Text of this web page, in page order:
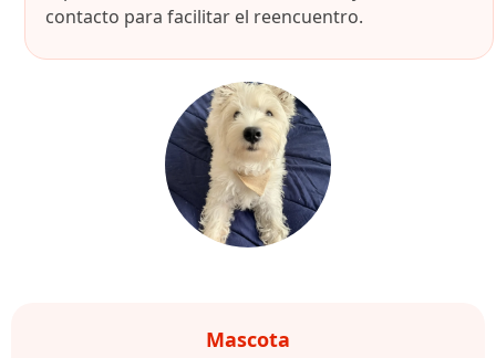
contacto para facilitar el reencuentro.
Mascota